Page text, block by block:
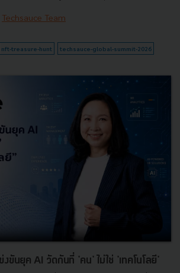
Techsauce Team
nft-treasure-hunt techsauce-global-summit-2026
ขันยุค AI วัดกันที่ 'คน' ไม่ใช่ 'เทคโนโลยี'